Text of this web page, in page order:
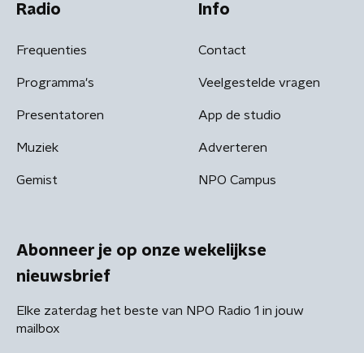
Radio
Frequenties
Programma's
Presentatoren
Muziek
Gemist
Info
Contact
Veelgestelde vragen
App de studio
Adverteren
NPO Campus
Abonneer je op onze wekelijkse
nieuwsbrief
Elke zaterdag het beste van NPO Radio 1 in jouw
mailbox